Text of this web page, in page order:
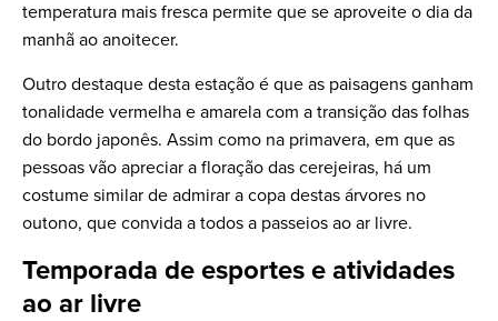
temperatura mais fresca permite que se aproveite o dia da
manhã ao anoitecer.
Outro destaque desta estação é que as paisagens ganham
tonalidade vermelha e amarela com a transição das folhas
do bordo japonês. Assim como na primavera, em que as
pessoas vão apreciar a floração das cerejeiras, há um
costume similar de admirar a copa destas árvores no
outono, que convida a todos a passeios ao ar livre.
Temporada de esportes e atividades
ao ar livre